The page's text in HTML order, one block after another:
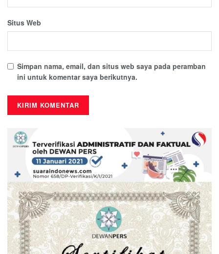
Situs Web
Simpan nama, email, dan situs web saya pada peramban
ini untuk komentar saya berikutnya.